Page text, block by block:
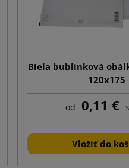
Biela bublinková
120x175
od 0,11 €
Vložiť do